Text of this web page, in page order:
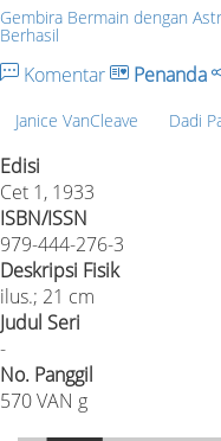
Gembira Bermain dengan
Berhasil
Komentar Penanda
Janice VanCleave Dadi
Edisi
Cet 1, 1933
ISBN/ISSN
979-444-276-3
Deskripsi Fisik
ilus.; 21 cm
Judul Seri
-
No. Panggil
570 VAN g